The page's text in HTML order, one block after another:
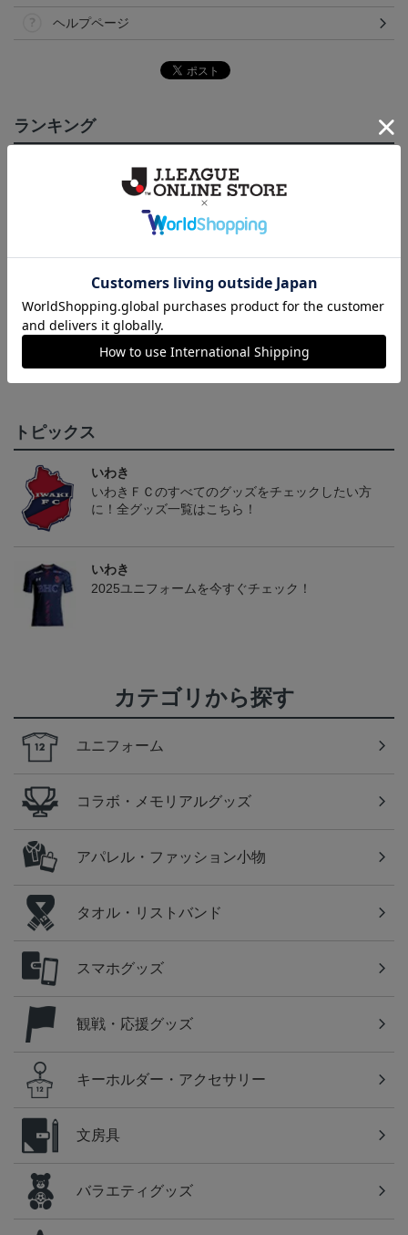
ヘルプページ
ランキング
いわきFC アマルルガ
2,500円
いわきFC ピカチュウ
タオルマフラー
いわきFC アマルルガ
キーホルダー
1,100円
トピックス
いわき
いわきＦＣのすべてのグッズをチェックしたい方
に！全グッズ一覧はこちら！
いわき
2025ユニフォームを今すぐチェック！
カテゴリから探す
ユニフォーム
コラボ・メモリアルグッズ
アパレル・ファッション小物
タオル・リストバンド
スマホグッズ
観戦・応援グッズ
キーホルダー・アクセサリー
文房具
バラエティグッズ